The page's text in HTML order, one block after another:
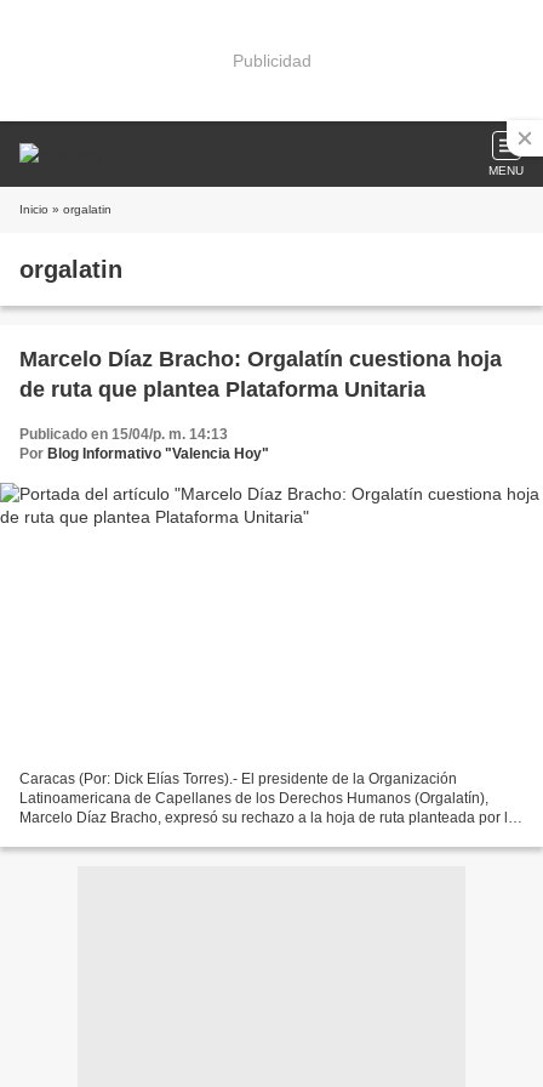
Publicidad
MENU
Inicio » orgalatin
orgalatin
Marcelo Díaz Bracho: Orgalatín cuestiona hoja
de ruta que plantea Plataforma Unitaria
Publicado en 15/04/p. m. 14:13
Por Blog Informativo "Valencia Hoy"
Caracas (Por: Dick Elías Torres).- El presidente de la Organización
Latinoamericana de Capellanes de los Derechos Humanos (Orgalatín),
Marcelo Díaz Bracho, expresó su rechazo a la hoja de ruta planteada por la